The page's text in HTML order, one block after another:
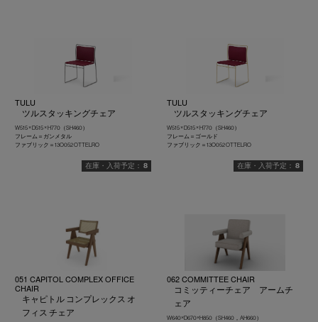
TULU
ツルスタッキングチェア
W515 × D515 × H770（SH460）
フレーム＝ガンメタル
ファブリック＝13O052 OTTELRO
8
TULU
ツルスタッキングチェア
W515 × D515 × H770（SH460）
フレーム＝ゴールド
ファブリック＝13O052 OTTELRO
8
051 CAPITOL COMPLEX OFFICE
CHAIR
キャピトル コンプレックス オ
フィス チェア
062 COMMITTEE CHAIR
コミッティーチェア アームチ
ェア
W640×D670×H850（SH460，AH660）